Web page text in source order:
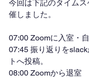
今回は下記のタイム
催しました。
07:00 Zoomに入室・
07:45 振り返りを
トへ投稿。
08:00 Zoomから退室